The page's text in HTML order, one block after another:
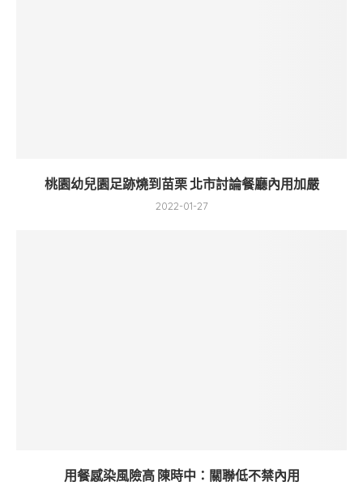
桃園幼兒園足跡燒到苗栗 北市討論餐廳內用加嚴
2022-01-27
用餐感染風險高 陳時中：關聯低不禁內用